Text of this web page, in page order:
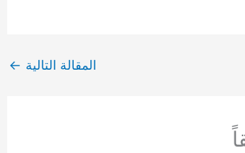
المقالة التالية ←